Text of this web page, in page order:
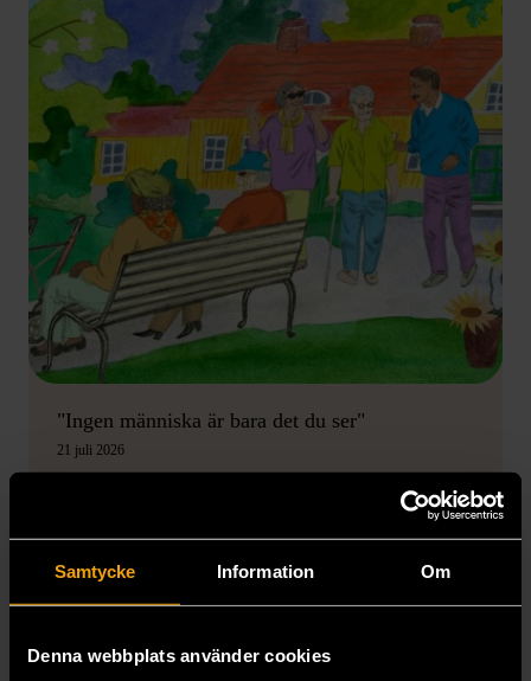
Samtycke Information Om
Denna webbplats använder cookies
"Ingen människa är bara det du ser"
21 juli 2026